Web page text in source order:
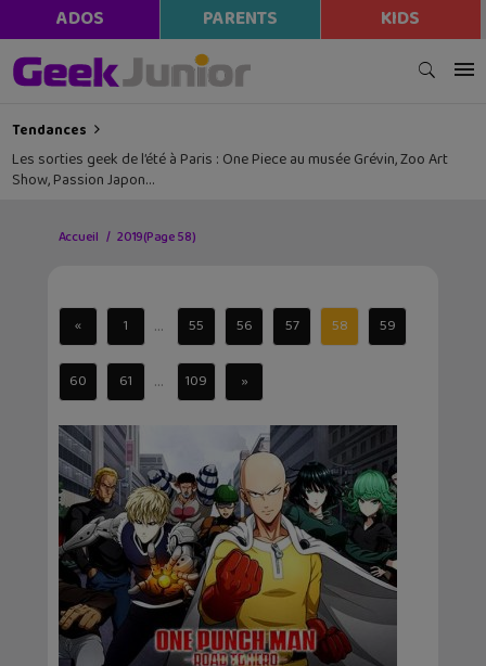
ADOS PARENTS KIDS
Tendances
Les sorties geek de l’été à Paris : One Piece au musée Grévin, Zoo Art
Show, Passion Japon…
Accueil 2019(Page 58)
« 1 ... 55 56 57 58 59
60 61 ... 109 »